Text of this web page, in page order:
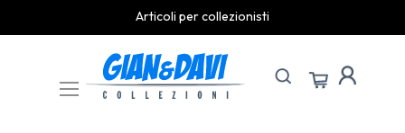
Articoli per collezionisti
Content